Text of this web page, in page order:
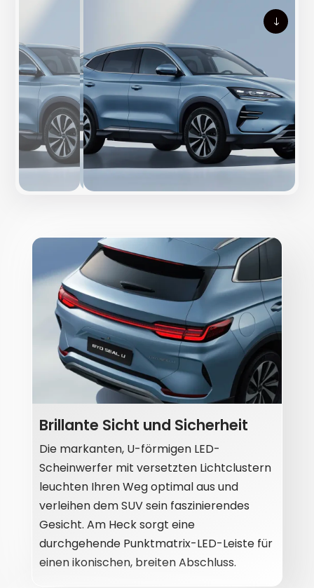
Brillante Sicht und Sicherheit
Die markanten, U-förmigen LED-
Scheinwerfer mit versetzten Lichtclustern
leuchten Ihren Weg optimal aus und
verleihen dem SUV sein faszinierendes
Gesicht. Am Heck sorgt eine
durchgehende Punktmatrix-LED-Leiste für
einen ikonischen, breiten Abschluss.